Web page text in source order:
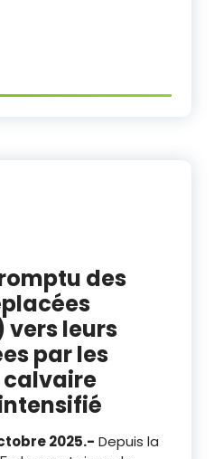
des
vers leurs
par les
calvaire
2025.- Depuis la